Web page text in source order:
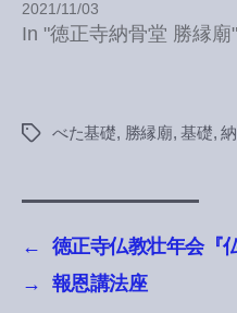
2021/11/03
In "徳正寺納骨堂 勝縁廟"
Tagsべた基礎, 勝縁廟,基礎,
←
徳正寺仏教壮年会『
→
報恩講法座